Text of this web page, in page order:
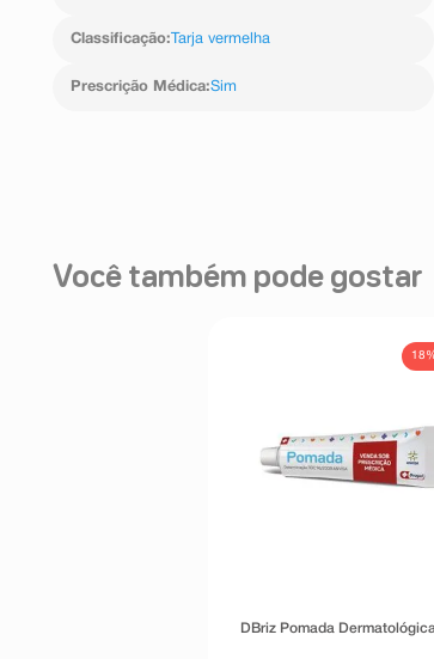
Classificação: Tarja vermelha
Prescrição Médica:Sim
Você também pode gostar
DBriz Pomada